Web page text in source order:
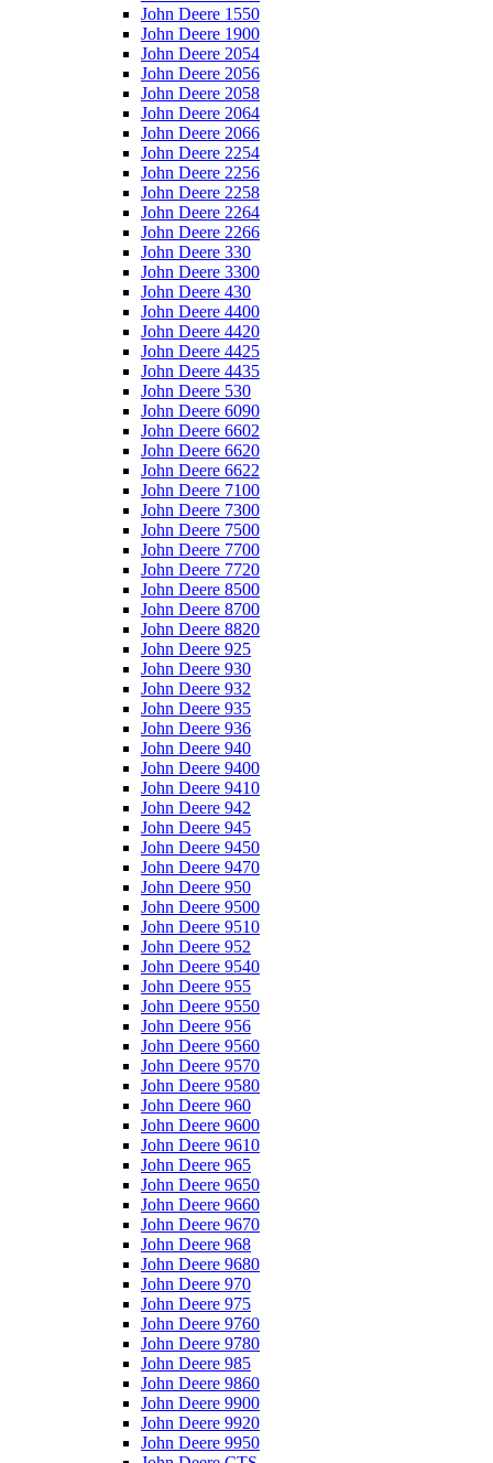
John Deere 1550
John Deere 1900
John Deere 2054
John Deere 2056
John Deere 2058
John Deere 2064
John Deere 2066
John Deere 2254
John Deere 2256
John Deere 2258
John Deere 2264
John Deere 2266
John Deere 330
John Deere 3300
John Deere 430
John Deere 4400
John Deere 4420
John Deere 4425
John Deere 4435
John Deere 530
John Deere 6090
John Deere 6602
John Deere 6620
John Deere 6622
John Deere 7100
John Deere 7300
John Deere 7500
John Deere 7700
John Deere 7720
John Deere 8500
John Deere 8700
John Deere 8820
John Deere 925
John Deere 930
John Deere 932
John Deere 935
John Deere 936
John Deere 940
John Deere 9400
John Deere 9410
John Deere 942
John Deere 945
John Deere 9450
John Deere 9470
John Deere 950
John Deere 9500
John Deere 9510
John Deere 952
John Deere 9540
John Deere 955
John Deere 9550
John Deere 956
John Deere 9560
John Deere 9570
John Deere 9580
John Deere 960
John Deere 9600
John Deere 9610
John Deere 965
John Deere 9650
John Deere 9660
John Deere 9670
John Deere 968
John Deere 9680
John Deere 970
John Deere 975
John Deere 9760
John Deere 9780
John Deere 985
John Deere 9860
John Deere 9900
John Deere 9920
John Deere 9950